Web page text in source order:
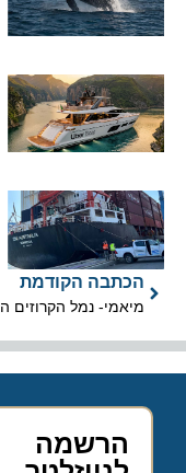
הכתבה הקודמת
הרשמה